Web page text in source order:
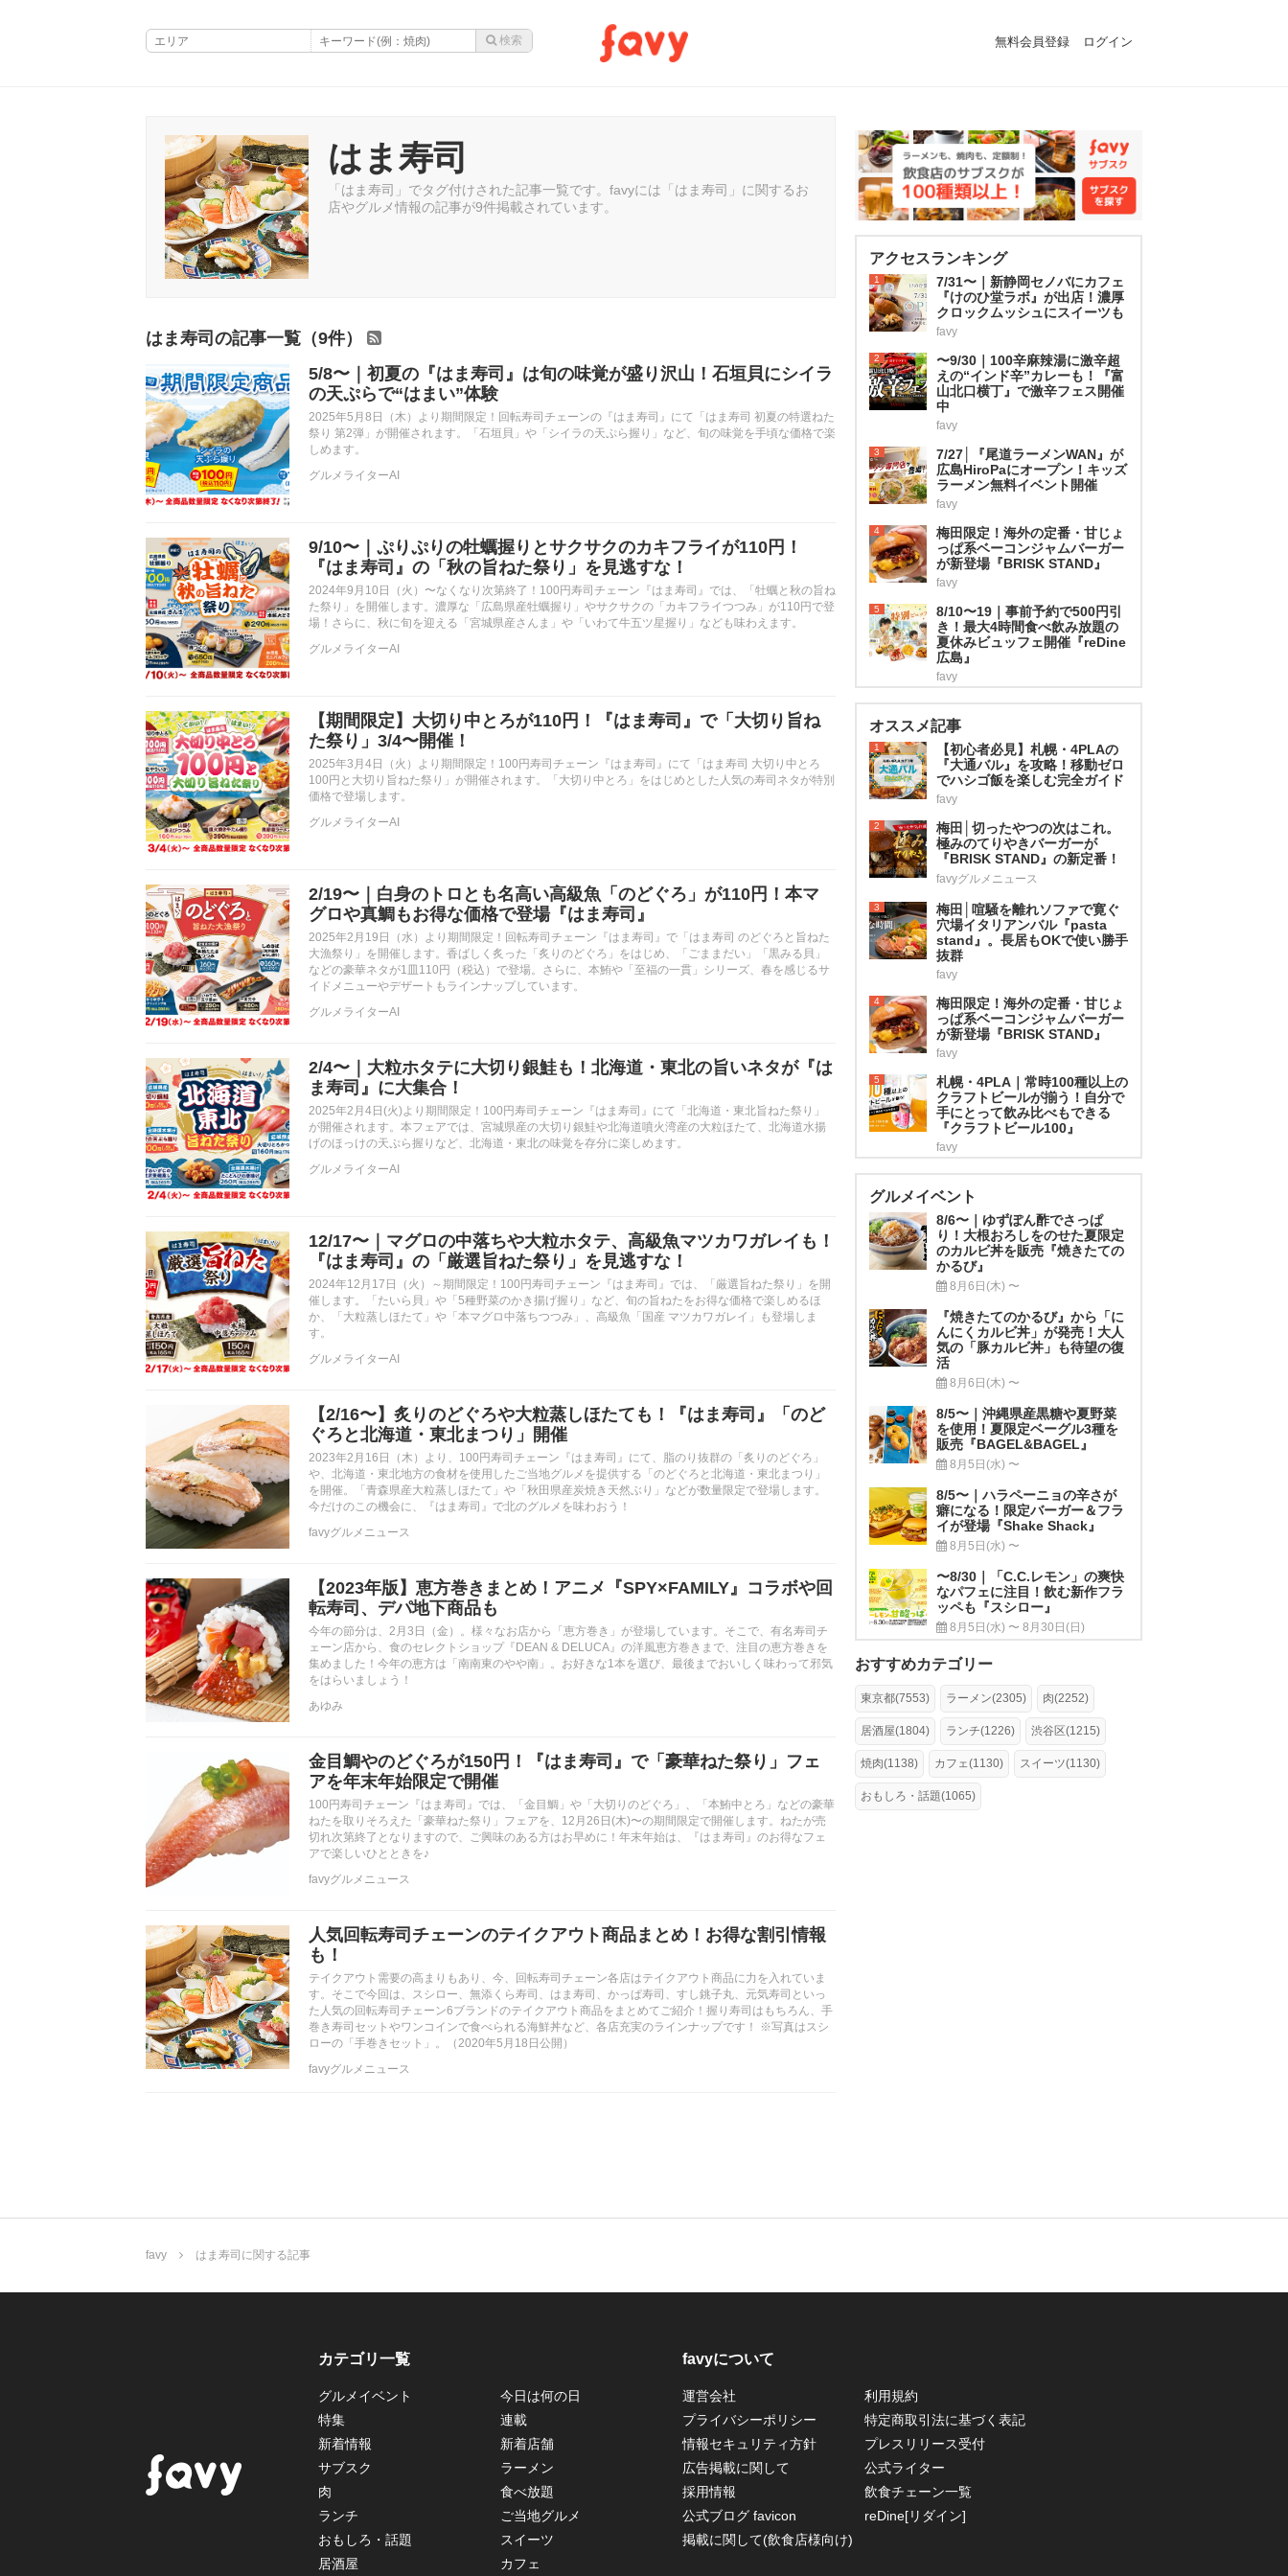
無料会員登録 ログイン
はま寿司
「はま寿司」でタグ付けされた記事一覧です。favyには「はま寿司」に関するお
店やグルメ情報の記事が9件掲載されています。
はま寿司の記事一覧（9件）
5/8〜｜初夏の『はま寿司』は旬の味覚が盛り沢山！石垣貝にシイラ
の天ぷらで“はまい”体験
2025年5月8日（木）より期間限定！回転寿司チェーンの『はま寿司』にて「はま寿司 初夏の特選ねた
祭り 第2弾」が開催されます。「石垣貝」や「シイラの天ぷら握り」など、旬の味覚を手頃な価格で楽
しめます。
グルメライターAI
9/10〜｜ぷりぷりの牡蠣握りとサクサクのカキフライが110円！
『はま寿司』の「秋の旨ねた祭り」を見逃すな！
2024年9月10日（火）〜なくなり次第終了！100円寿司チェーン『はま寿司』では、「牡蠣と秋の旨ね
た祭り」を開催します。濃厚な「広島県産牡蠣握り」やサクサクの「カキフライつつみ」が110円で登
場！さらに、秋に旬を迎える「宮城県産さんま」や「いわて牛五ツ星握り」なども味わえます。
グルメライターAI
【期間限定】大切り中とろが110円！『はま寿司』で「大切り旨ね
た祭り」3/4〜開催！
2025年3月4日（火）より期間限定！100円寿司チェーン『はま寿司』にて「はま寿司 大切り中とろ
100円と大切り旨ねた祭り」が開催されます。「大切り中とろ」をはじめとした人気の寿司ネタが特別
価格で登場します。
グルメライターAI
2/19〜｜白身のトロとも名高い高級魚「のどぐろ」が110円！本マ
グロや真鯛もお得な価格で登場『はま寿司』
2025年2月19日（水）より期間限定！回転寿司チェーン『はま寿司』で「はま寿司 のどぐろと旨ねた
大漁祭り」を開催します。香ばしく炙った「炙りのどぐろ」をはじめ、「ごままだい」「黒みる貝」
などの豪華ネタが1皿110円（税込）で登場。さらに、本鮪や「至福の一貫」シリーズ、春を感じるサ
イドメニューやデザートもラインナップしています。
グルメライターAI
2/4〜｜大粒ホタテに大切り銀鮭も！北海道・東北の旨いネタが『は
ま寿司』に大集合！
2025年2月4日(火)より期間限定！100円寿司チェーン『はま寿司』にて「北海道・東北旨ねた祭り」
が開催されます。本フェアでは、宮城県産の大切り銀鮭や北海道噴火湾産の大粒ほたて、北海道水揚
げのほっけの天ぷら握りなど、北海道・東北の味覚を存分に楽しめます。
グルメライターAI
12/17〜｜マグロの中落ちや大粒ホタテ、高級魚マツカワガレイも！
『はま寿司』の「厳選旨ねた祭り」を見逃すな！
2024年12月17日（火）～期間限定！100円寿司チェーン『はま寿司』では、「厳選旨ねた祭り」を開
催します。「たいら貝」や「5種野菜のかき揚げ握り」など、旬の旨ねたをお得な価格で楽しめるほ
か、「大粒蒸しほたて」や「本マグロ中落ちつつみ」、高級魚「国産 マツカワガレイ」も登場しま
す。
グルメライターAI
【2/16〜】炙りのどぐろや大粒蒸しほたても！『はま寿司』「のど
ぐろと北海道・東北まつり」開催
2023年2月16日（木）より、100円寿司チェーン『はま寿司』にて、脂のり抜群の「炙りのどぐろ」
や、北海道・東北地方の食材を使用したご当地グルメを提供する「のどぐろと北海道・東北まつり」
を開催。「青森県産大粒蒸しほたて」や「秋田県産炭焼き天然ぶり」などが数量限定で登場します。
今だけのこの機会に、『はま寿司』で北のグルメを味わおう！
favyグルメニュース
【2023年版】恵方巻きまとめ！アニメ『SPY×FAMILY』コラボや回
転寿司、デパ地下商品も
今年の節分は、2月3日（金）。様々なお店から「恵方巻き」が登場しています。そこで、有名寿司チ
ェーン店から、食のセレクトショップ『DEAN & DELUCA』の洋風恵方巻きまで、注目の恵方巻きを
集めました！今年の恵方は「南南東のやや南」。お好きな1本を選び、最後までおいしく味わって邪気
をはらいましょう！
あゆみ
金目鯛やのどぐろが150円！『はま寿司』で「豪華ねた祭り」フェ
アを年末年始限定で開催
100円寿司チェーン『はま寿司』では、「金目鯛」や「大切りのどぐろ」、「本鮪中とろ」などの豪華
ねたを取りそろえた「豪華ねた祭り」フェアを、12月26日(木)〜の期間限定で開催します。ねたが売
切れ次第終了となりますので、ご興味のある方はお早めに！年末年始は、『はま寿司』のお得なフェ
アで楽しいひとときを♪
favyグルメニュース
人気回転寿司チェーンのテイクアウト商品まとめ！お得な割引情報
も！
テイクアウト需要の高まりもあり、今、回転寿司チェーン各店はテイクアウト商品に力を入れていま
す。そこで今回は、スシロー、無添くら寿司、はま寿司、かっぱ寿司、すし銚子丸、元気寿司といっ
た人気の回転寿司チェーン6ブランドのテイクアウト商品をまとめてご紹介！握り寿司はもちろん、手
巻き寿司セットやワンコインで食べられる海鮮丼など、各店充実のラインナップです！ ※写真はスシ
ローの「手巻きセット」。（2020年5月18日公開）
favyグルメニュース
アクセスランキング
1
7/31〜｜新静岡セノバにカフェ
『けのひ堂ラボ』が出店！濃厚
クロックムッシュにスイーツも
favy
2
〜9/30｜100辛麻辣湯に激辛超
えの“インド辛”カレーも！『富
山北口横丁』で激辛フェス開催
中
favy
3
7/27│『尾道ラーメンWAN』が
広島HiroPaにオープン！キッズ
ラーメン無料イベント開催
favy
4
梅田限定！海外の定番・甘じょ
っぱ系ベーコンジャムバーガー
が新登場『BRISK STAND』
favy
5
8/10〜19｜事前予約で500円引
き！最大4時間食べ飲み放題の
夏休みビュッフェ開催『reDine
広島』
favy
オススメ記事
1
【初心者必見】札幌・4PLAの
『大通バル』を攻略！移動ゼロ
でハシゴ飯を楽しむ完全ガイド
favy
2
梅田│切ったやつの次はこれ。
極みのてりやきバーガーが
『BRISK STAND』の新定番！
favyグルメニュース
3
梅田│喧騒を離れソファで寛ぐ
穴場イタリアンバル『pasta
stand』。長居もOKで使い勝手
抜群
favy
4
梅田限定！海外の定番・甘じょ
っぱ系ベーコンジャムバーガー
が新登場『BRISK STAND』
favy
5
札幌・4PLA｜常時100種以上の
クラフトビールが揃う！自分で
手にとって飲み比べもできる
『クラフトビール100』
favy
グルメイベント
8/6〜｜ゆずぽん酢でさっぱ
り！大根おろしをのせた夏限定
のカルビ丼を販売『焼きたての
かるび』
8月6日(木) 〜
『焼きたてのかるび』から「に
んにくカルビ丼」が発売！大人
気の「豚カルビ丼」も待望の復
活
8月6日(木) 〜
8/5〜｜沖縄県産黒糖や夏野菜
を使用！夏限定ベーグル3種を
販売『BAGEL&BAGEL』
8月5日(水) 〜
8/5〜｜ハラペーニョの辛さが
癖になる！限定バーガー＆フラ
イが登場『Shake Shack』
8月5日(水) 〜
〜8/30｜「C.C.レモン」の爽快
なパフェに注目！飲む新作フラ
ッペも『スシロー』
8月5日(水) 〜 8月30日(日)
おすすめカテゴリー
東京都(7553) ラーメン(2305) 肉(2252)
居酒屋(1804) ランチ(1226) 渋谷区(1215)
焼肉(1138) カフェ(1130) スイーツ(1130)
おもしろ・話題(1065)
favy はま寿司に関する記事
カテゴリ一覧
グルメイベント
今日は何の日
特集
連載
新着情報
新着店舗
サブスク
ラーメン
肉
食べ放題
ランチ
ご当地グルメ
おもしろ・話題
スイーツ
居酒屋
カフェ
favyについて
運営会社
利用規約
プライバシーポリシー
特定商取引法に基づく表記
情報セキュリティ方針
プレスリリース受付
広告掲載に関して
公式ライター
採用情報
飲食チェーン一覧
公式ブログ favicon
reDine[リダイン]
掲載に関して(飲食店様向け)